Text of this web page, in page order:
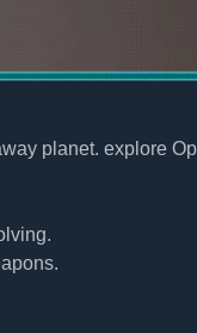
planet. explore